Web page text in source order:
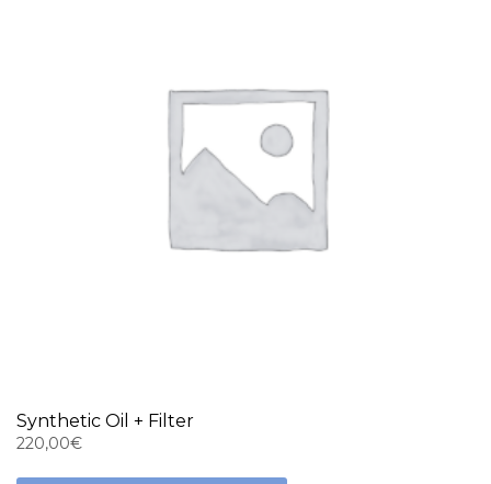
Synthetic Oil + Filter
220,00€